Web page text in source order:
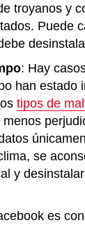
troyanos y
Puede
: Hay
han estado
tipos de
se
y
es